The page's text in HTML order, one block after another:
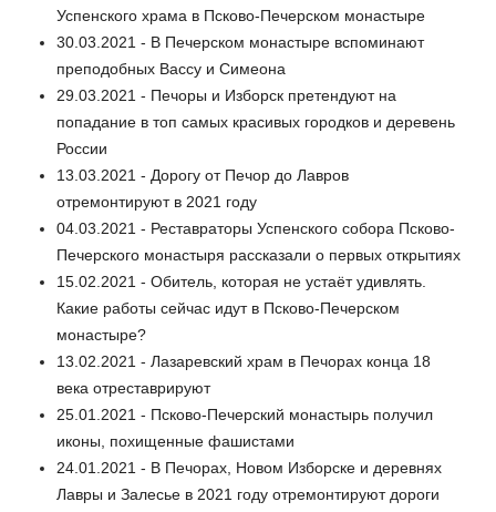
Успенского храма в Псково-Печерском монастыре
30.03.2021 - В Печерском монастыре вспоминают
преподобных Вассу и Симеона
29.03.2021 - Печоры и Изборск претендуют на
попадание в топ самых красивых городков и деревень
России
13.03.2021 - Дорогу от Печор до Лавров
отремонтируют в 2021 году
04.03.2021 - Реставраторы Успенского собора Псково-
Печерского монастыря рассказали о первых открытиях
15.02.2021 - Обитель, которая не устаёт удивлять.
Какие работы сейчас идут в Псково-Печерском
монастыре?
13.02.2021 - Лазаревский храм в Печорах конца 18
века отреставрируют
25.01.2021 - Псково-Печерский монастырь получил
иконы, похищенные фашистами
24.01.2021 - В Печорах, Новом Изборске и деревнях
Лавры и Залесье в 2021 году отремонтируют дороги